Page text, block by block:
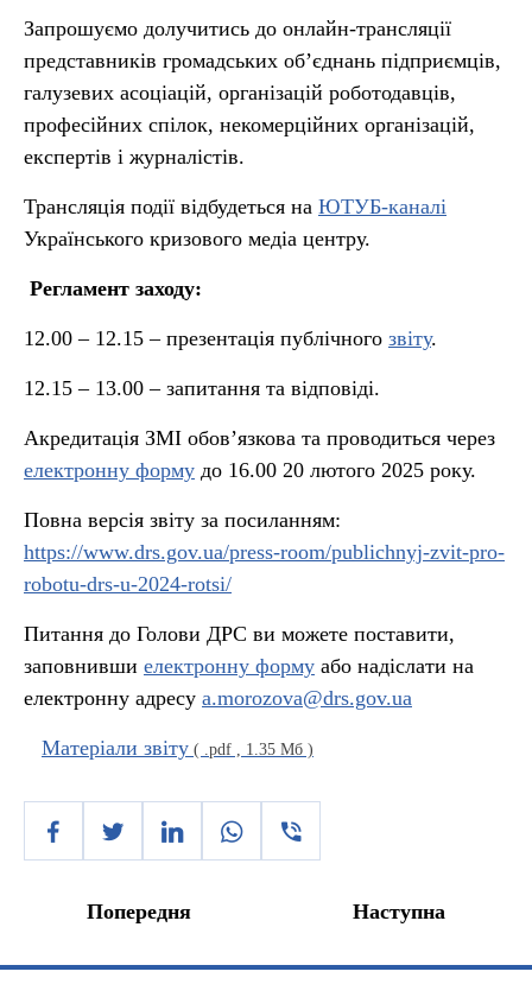
Запрошуємо долучитись до онлайн-трансляції
представників громадських об’єднань підприємців,
галузевих асоціацій, організацій роботодавців,
професійних спілок, некомерційних організацій,
експертів і журналістів.
Трансляція події відбудеться на ЮТУБ-каналі
Українського кризового медіа центру.
Регламент заходу:
12.00 – 12.15 – презентація публічного звіту.
12.15 – 13.00 – запитання та відповіді.
Акредитація ЗМІ обов’язкова та проводиться через
електронну форму до 16.00 20 лютого 2025 року.
Повна версія звіту за посиланням:
https://www.drs.gov.ua/press-room/publichnyj-zvit-pro-
robotu-drs-u-2024-rotsi/
Питання до Голови ДРС ви можете поставити,
заповнивши електронну форму або надіслати на
електронну адресу a.morozova@drs.gov.ua
Матеріали звіту ( .pdf , 1.35 Мб )
Попередня Наступна